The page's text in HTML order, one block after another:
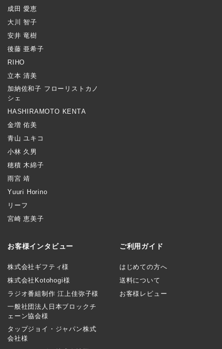
成田 愛恵
大川 智子
安井 竜樹
後藤 亜希子
RIHO
立本 清美
加納佐和子 フローリストカノ
シェ
HASHIRAMOTO KENTA
金増 佑美
青山 ユキコ
小林 久男
穂積 木綿子
雨宮 靖
Yuuri Horino
リーフ
宮崎 恵美子
お客様インタビュー
株式会社ギフティ様
株式会社Kotohogi様
ラジオ番組制作 江上佳弥子様
一般社団法人日本ブロックチ
ェーン協会様
タップジョイ・ジャパン株式
会社様
ご利用ガイド
はじめての方へ
送料について
お客様レビュー